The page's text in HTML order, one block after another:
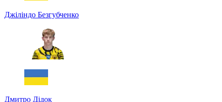
Джіліндо Безгубченко
Дмитро Дідок